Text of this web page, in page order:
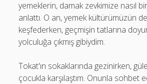
yemeklerin, damak zevkimize nasıl bir
anlattı. O an, yemek kültürümüzün
keşfederken, geçmişin tatlarına
yolculuğa çıkmış gibiydim.
Tokat'ın sokaklarında gezinirken,
çocukla karşılaştım. Onunla sohbet